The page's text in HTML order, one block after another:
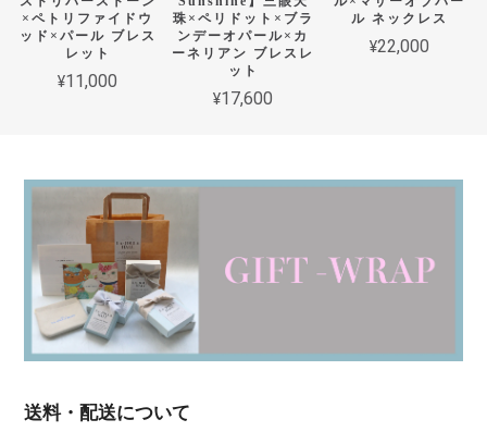
×ペトリファイドウ
ッド×パール ブレス
レット
¥11,000
珠×ペリドット×ブラ
ンデーオパール×カ
ーネリアン ブレスレ
ット
¥17,600
ル ネックレス
¥22,000
送料・配送について